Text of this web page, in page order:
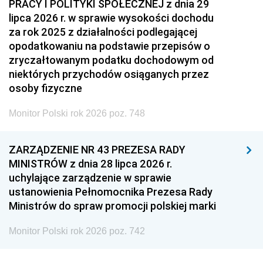
PRACY I POLITYKI SPOŁECZNEJ z dnia 29
lipca 2026 r. w sprawie wysokości dochodu
za rok 2025 z działalności podlegającej
opodatkowaniu na podstawie przepisów o
zryczałtowanym podatku dochodowym od
niektórych przychodów osiąganych przez
osoby fizyczne
Monitor Polski rok 2026 poz. 748
ZARZĄDZENIE NR 43 PREZESA RADY
MINISTRÓW z dnia 28 lipca 2026 r.
uchylające zarządzenie w sprawie
ustanowienia Pełnomocnika Prezesa Rady
Ministrów do spraw promocji polskiej marki
Monitor Polski rok 2026 poz. 742